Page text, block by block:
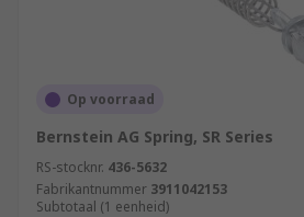
Op voorraad
Bernstein AG Spring, SR Series
RS-stocknr. 436-5632
Fabrikantnummer 3911042153
Subtotaal (1 eenheid)